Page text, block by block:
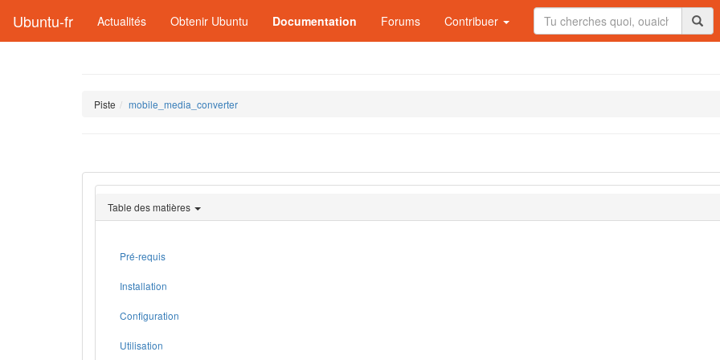
Ubuntu-fr Actualités Obtenir Ubuntu Documentation Forums Contribuer
Piste mobile_media_converter
Table des matières
Pré-requis
Installation
Configuration
Utilisation